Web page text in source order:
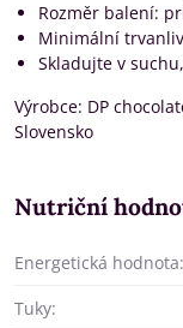
Rozměr balení:
Minimální
Skladujte v
Výrobce: DP
Slovensko
Nutriční
Energetická hodnota:
Tuky: